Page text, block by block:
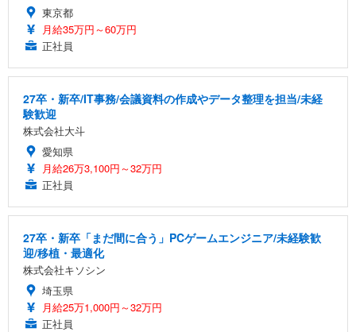
東京都
月給35万円～60万円
正社員
27卒・新卒/IT事務/会議資料の作成やデータ整理を担当/未経
験歓迎
株式会社大斗
愛知県
月給26万3,100円～32万円
正社員
27卒・新卒「まだ間に合う」PCゲームエンジニア/未経験歓
迎/移植・最適化
株式会社キソシン
埼玉県
月給25万1,000円～32万円
正社員